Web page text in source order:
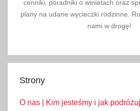
cenniki, poradniki o winietach oraz
plany na udane wycieczki rodzinne.
nami w drogę!
Strony
O nas | Kim jesteśmy i jak